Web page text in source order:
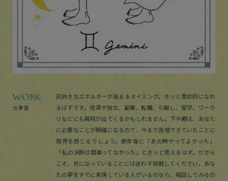
WORK
仕事運
前向きなエネルギーが高まるタイミング。きっと意欲的になれ
るはずです。投資や独立、副業、転職、引越し、留学、ワーホ
リなどにも興味が出てくるかもしれません。下半期は、あなた
に必要なことが明確になるので、今まで我慢できていたことに
限界を感じるでしょう。数年後に「あの時やってよかった」
「私の決断は間違ってなかった」ときっと思えるはず。だから
こそ、気になっていることには迷わず挑戦してください。あな
たの夢をすでに実現している人がいるのなら、相談してみるの